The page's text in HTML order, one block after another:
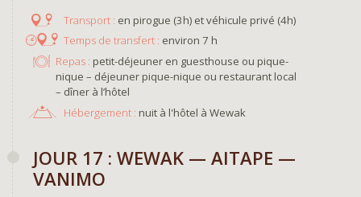
en pirogue (3h) et véhicule privé (4h)
environ 7 h
Repas : petit-déjeuner en guesthouse ou pique-
nique – déjeuner pique-nique ou restaurant local
– dîner à l’hôtel
Hébergement : nuit à l'hôtel à Wewak
​JOUR 17 : WEWAK — AITAPE —
VANIMO